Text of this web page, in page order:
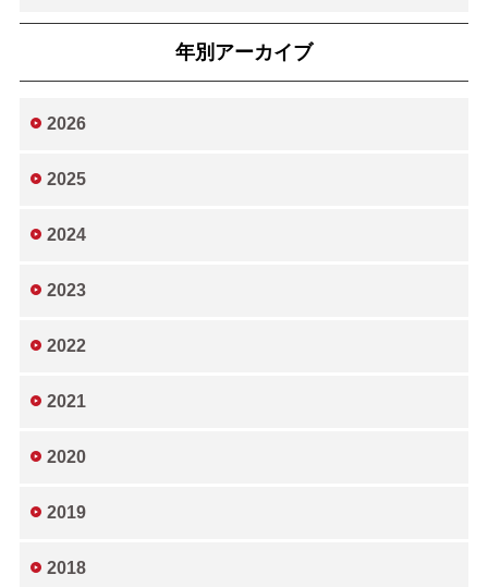
年別アーカイブ
2026
2025
2024
2023
2022
2021
2020
2019
2018